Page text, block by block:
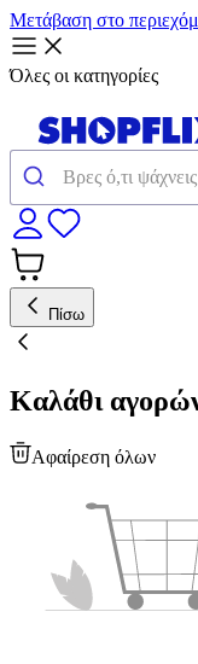
Μετάβαση στο
Όλες οι κατηγορίες
Πίσω
Καλάθι
Αφαίρεση όλων